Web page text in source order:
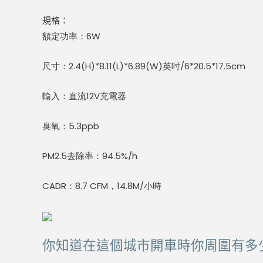
規格：
額定功率：6W
尺寸：2.4(H)*8.11(L)*6.89(W)英吋/6*20.5*17.5cm
輸入：直流12V充電器
臭氧：5.3ppb
PM2.5去除率：94.5%/h
CADR：8.7 CFM，14.8M/小時
你知道在這個城市開車時你周圍有多